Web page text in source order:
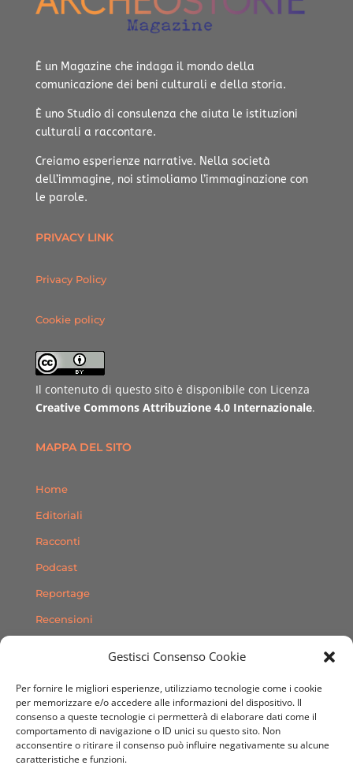
Gestisci Consenso Cookie
Per fornire le migliori esperienze, utilizziamo tecnologie come i cookie
per memorizzare e/o accedere alle informazioni del dispositivo. Il
consenso a queste tecnologie ci permetterà di elaborare dati come il
comportamento di navigazione o ID unici su questo sito. Non
acconsentire o ritirare il consenso può influire negativamente su alcune
caratteristiche e funzioni.
È un Magazine che indaga il mondo della
comunicazione dei beni culturali e della storia.
È uno Studio di consulenza che aiuta le istituzioni
culturali a raccontare.
Creiamo esperienze narrative. Nella società
dell’immagine, noi stimoliamo l’immaginazione con
le parole.
PRIVACY LINK
Privacy Policy
Cookie policy
Il contenuto di questo sito è disponibile con Licenza
Creative Commons Attribuzione 4.0 Internazionale.
MAPPA DEL SITO
Home
Editoriali
Racconti
Podcast
Reportage
Recensioni
Contatti
SEGUICI SUI SOCIAL